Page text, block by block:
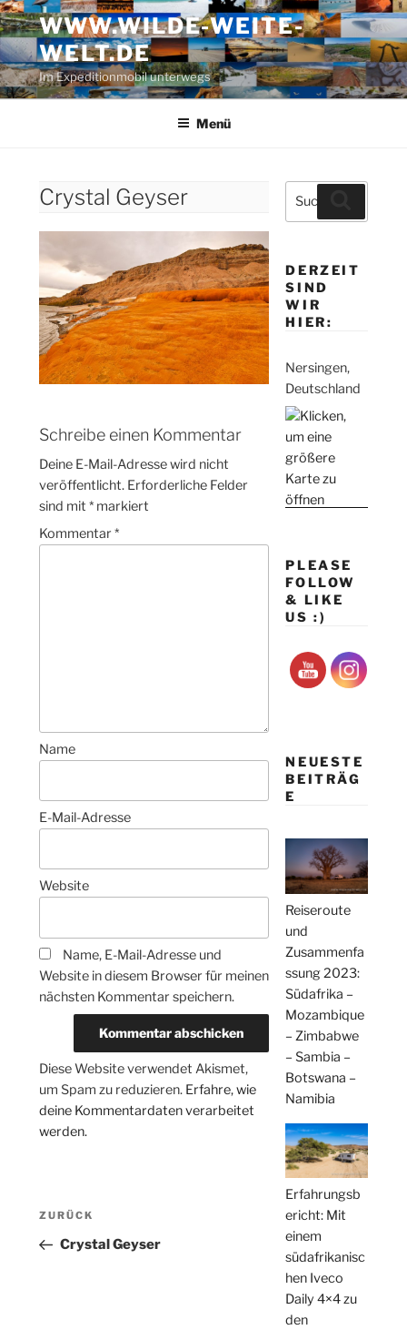
Zum
Inhalt
springen
WWW.WILDE-WEITE-
WELT.DE
Im Expeditionmobil unterwegs
Menü
Crystal Geyser
Schreibe einen Kommentar
Deine E-Mail-Adresse wird nicht
veröffentlicht. Erforderliche Felder
sind mit* markiert
Kommentar*
Name
E-Mail-Adresse
Website
Name, E-Mail-Adresse und
Website in diesem Browser für meinen
nächsten Kommentar speichern.
Diese Website verwendet Akismet,
um Spam zu reduzieren. Erfahre, wie
deine Kommentardaten verarbeitet
werden.
Beitragsnavigation
Vorheriger
Beitrag
ZURÜCK
Crystal Geyser
Suche
nach:
DERZEIT
SIND
WIR
HIER:
Nersingen,
Deutschland
PLEASE
FOLLOW
& LIKE
US :)
NEUESTE
BEITRÄG
E
Reiseroute
und
Zusammenfa
ssung 2023:
Südafrika –
Mozambique
– Zimbabwe
– Sambia –
Botswana –
Namibia
Erfahrungsb
ericht: Mit
einem
südafrikanisc
hen Iveco
Daily 4×4 zu
den